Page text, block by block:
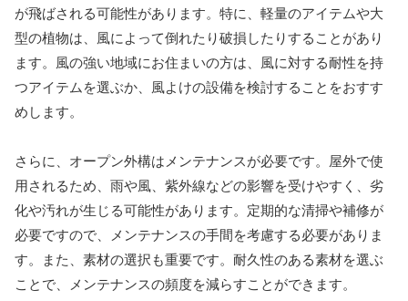
が飛ばされる可能性があります。特に、軽量のアイテムや大
型の植物は、風によって倒れたり破損したりすることがあり
ます。風の強い地域にお住まいの方は、風に対する耐性を持
つアイテムを選ぶか、風よけの設備を検討することをおすす
めします。
さらに、オープン外構はメンテナンスが必要です。屋外で使
用されるため、雨や風、紫外線などの影響を受けやすく、劣
化や汚れが生じる可能性があります。定期的な清掃や補修が
必要ですので、メンテナンスの手間を考慮する必要がありま
す。また、素材の選択も重要です。耐久性のある素材を選ぶ
ことで、メンテナンスの頻度を減らすことができます。